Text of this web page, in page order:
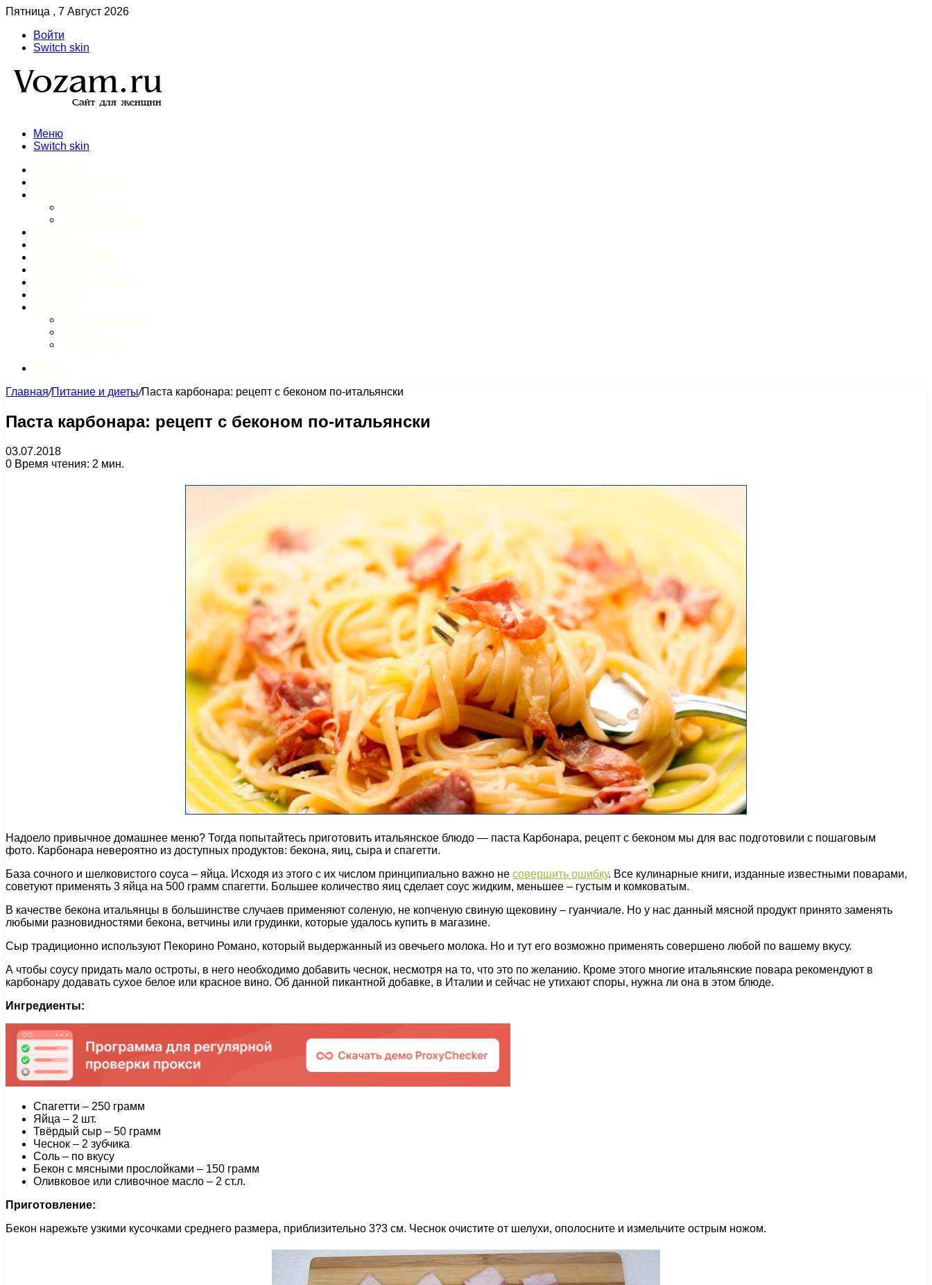
Пятница , 7 Август 2026
Войти
Switch skin
Меню
Switch skin
Главная/Питание и диеты/Паста карбонара: рецепт с беконом по-итальянски
Паста карбонара: рецепт с беконом по-итальянски
03.07.2018
0 Время чтения: 2 мин.
Надоело привычное домашнее меню? Тогда попытайтесь приготовить итальянское блюдо — паста Карбонара, рецепт с беконом мы для вас подготовили с пошаговым
фото. Карбонара невероятно из доступных продуктов: бекона, яиц, сыра и спагетти.
База сочного и шелковистого соуса – яйца. Исходя из этого с их числом принципиально важно не совершить ошибку. Все кулинарные книги, изданные известными поварами,
советуют применять 3 яйца на 500 грамм спагетти. Большее количество яиц сделает соус жидким, меньшее – густым и комковатым.
В качестве бекона итальянцы в большинстве случаев применяют соленую, не копченую свиную щековину – гуанчиале. Но у нас данный мясной продукт принято заменять
любыми разновидностями бекона, ветчины или грудинки, которые удалось купить в магазине.
Сыр традиционно используют Пекорино Романо, который выдержанный из овечьего молока. Но и тут его возможно применять совершено любой по вашему вкусу.
А чтобы соусу придать мало остроты, в него необходимо добавить чеснок, несмотря на то, что это по желанию. Кроме этого многие итальянские повара рекомендуют в
карбонару додавать сухое белое или красное вино. Об данной пикантной добавке, в Италии и сейчас не утихают споры, нужна ли она в этом блюде.
Ингредиенты:
Спагетти – 250 грамм
Яйца – 2 шт.
Твёрдый сыр – 50 грамм
Чеснок – 2 зубчика
Соль – по вкусу
Бекон с мясными прослойками – 150 грамм
Оливковое или сливочное масло – 2 ст.л.
Приготовление:
Бекон нарежьте узкими кусочками среднего размера, приблизительно 3?3 см. Чеснок очистите от шелухи, ополосните и измельчите острым ножом.